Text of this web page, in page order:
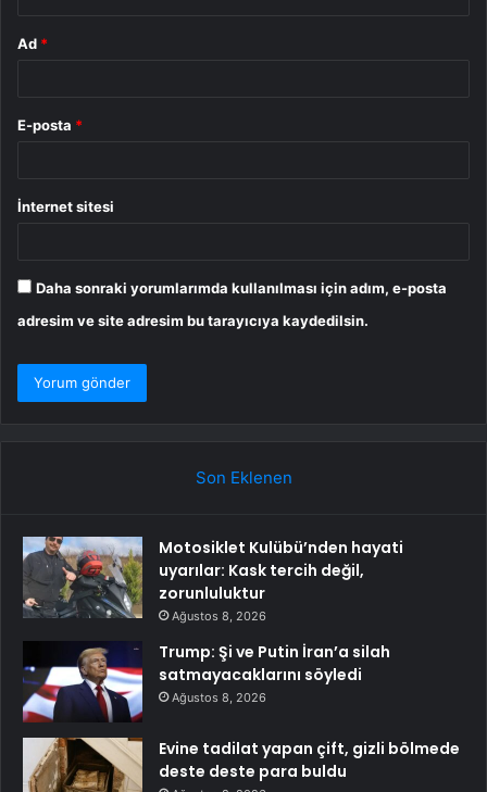
Ad *
E-posta *
İnternet sitesi
Daha sonraki yorumlarımda kullanılması için adım, e-posta
adresim ve site adresim bu tarayıcıya kaydedilsin.
Son Eklenen
Motosiklet Kulübü’nden hayati
uyarılar: Kask tercih değil,
zorunluluktur
Ağustos 8, 2026
Trump: Şi ve Putin İran’a silah
satmayacaklarını söyledi
Ağustos 8, 2026
Evine tadilat yapan çift, gizli bölmede
deste deste para buldu